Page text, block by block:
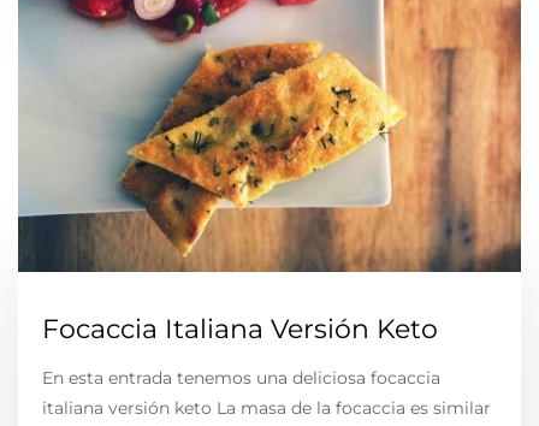
Focaccia Italiana Versión Keto
En esta entrada tenemos una deliciosa focaccia
italiana versión keto La masa de la focaccia es similar